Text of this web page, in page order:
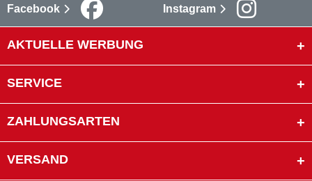
Facebook Instagram
AKTUELLE WERBUNG
SERVICE
ZAHLUNGSARTEN
VERSAND